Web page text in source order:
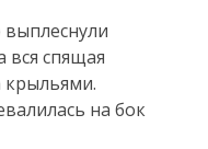
вся спящая
крыльями.
на бок